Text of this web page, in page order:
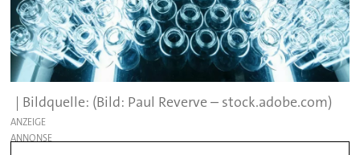
(Bild: Paul Reverve – stock.adobe.com)
ANZEIGE